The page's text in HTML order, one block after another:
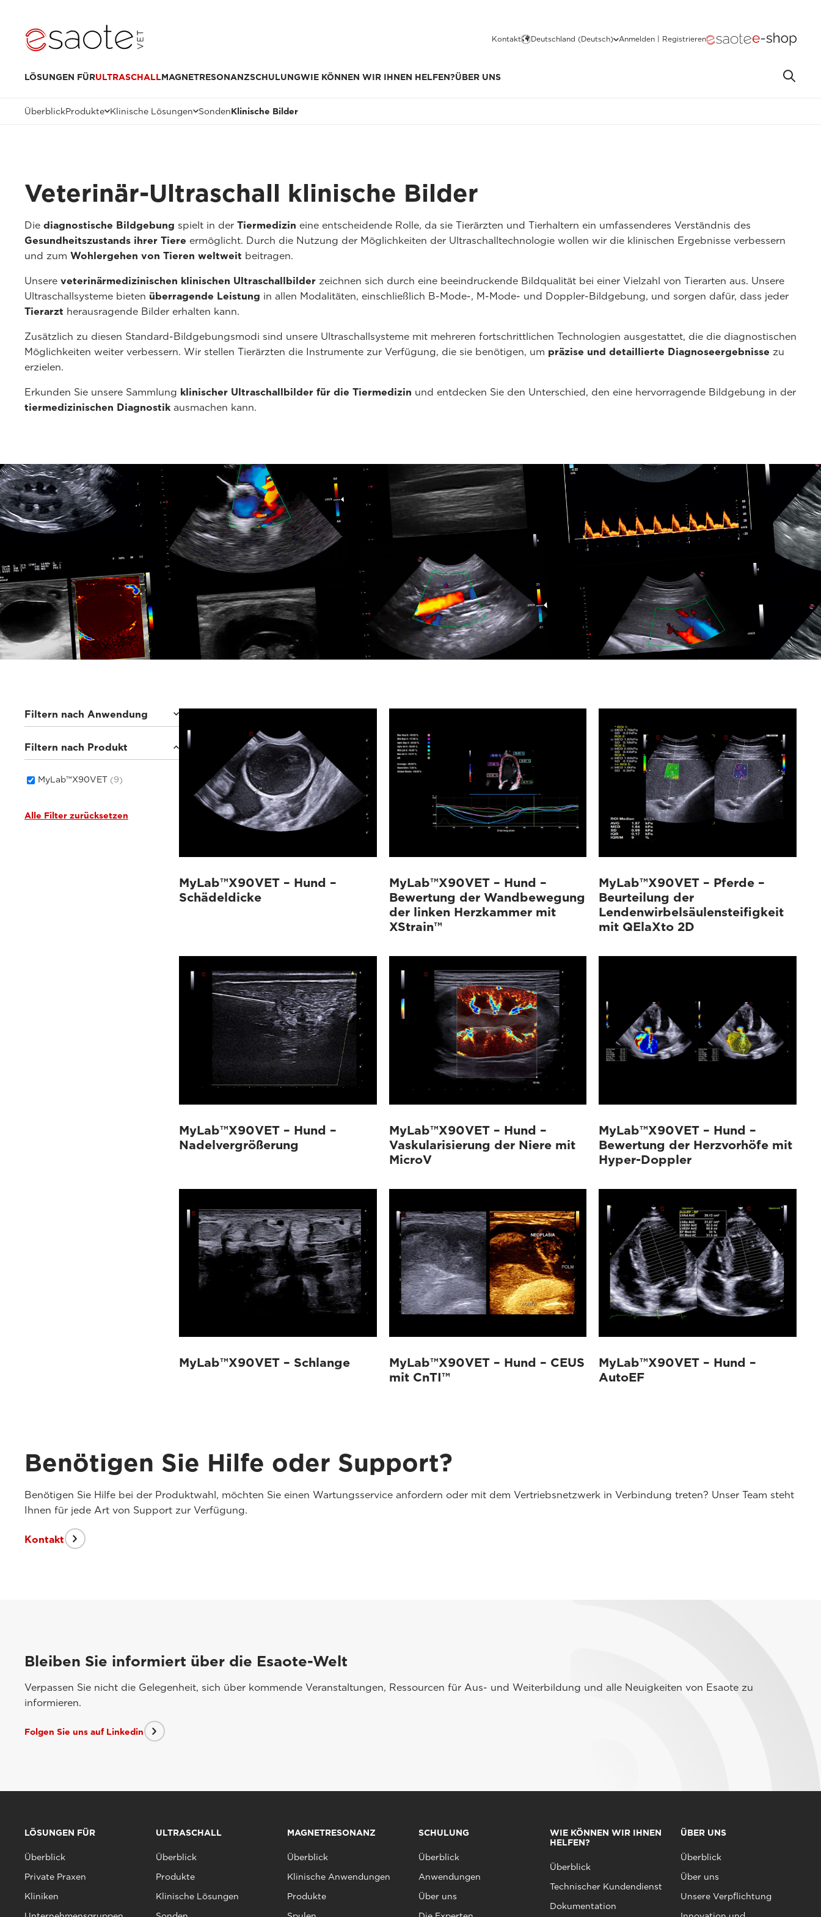
Kontakt Deutschland (Deutsch) Anmelden | Registrieren
LÖSUNGEN FÜRULTRASCHALLMAGNETRESONANZSCHULUNGWIE KÖNNEN WIR IHNEN HELFEN?ÜBER UNS
ÜberblickProdukte Klinische Lösungen SondenKlinische Bilder
Veterinär-Ultraschall klinische Bilder
Die diagnostische Bildgebung spielt in der Tiermedizin eine entscheidende Rolle, da sie Tierärzten und Tierhaltern ein umfassenderes Verständnis des
Gesundheitszustands ihrer Tiere ermöglicht. Durch die Nutzung der Möglichkeiten der Ultraschalltechnologie wollen wir die klinischen Ergebnisse verbessern
und zum Wohlergehen von Tieren weltweit beitragen.
Unsere veterinärmedizinischen klinischen Ultraschallbilder zeichnen sich durch eine beeindruckende Bildqualität bei einer Vielzahl von Tierarten aus. Unsere
Ultraschallsysteme bieten überragende Leistung in allen Modalitäten, einschließlich B-Mode-, M-Mode- und Doppler-Bildgebung, und sorgen dafür, dass jeder
Tierarzt herausragende Bilder erhalten kann.
Zusätzlich zu diesen Standard-Bildgebungsmodi sind unsere Ultraschallsysteme mit mehreren fortschrittlichen Technologien ausgestattet, die die diagnostischen
Möglichkeiten weiter verbessern. Wir stellen Tierärzten die Instrumente zur Verfügung, die sie benötigen, um präzise und detaillierte Diagnoseergebnisse zu
erzielen.
Erkunden Sie unsere Sammlung klinischer Ultraschallbilder für die Tiermedizin und entdecken Sie den Unterschied, den eine hervorragende Bildgebung in der
tiermedizinischen Diagnostikausmachen kann.
Filtern nach Anwendung
Kleintiere(7)
Pferde(1)
Filtern nach Produkt
MyLab™X90VET (9)
Alle Filter zurücksetzen
MyLab™X90VET – Hund –
Schädeldicke
MyLab™X90VET – Hund –
Bewertung der Wandbewegung
der linken Herzkammer mit
XStrain™
MyLab™X90VET – Pferde –
Beurteilung der
Lendenwirbelsäulensteifigkeit
mit QElaXto 2D
MyLab™X90VET – Hund –
Nadelvergrößerung
MyLab™X90VET – Hund –
Vaskularisierung der Niere mit
MicroV
MyLab™X90VET – Hund –
Bewertung der Herzvorhöfe mit
Hyper-Doppler
MyLab™X90VET – Schlange
MyLab™X90VET – Hund – CEUS
mit CnTI™
MyLab™X90VET – Hund –
AutoEF
Benötigen Sie Hilfe oder Support?
Benötigen Sie Hilfe bei der Produktwahl, möchten Sie einen Wartungsservice anfordern oder mit dem Vertriebsnetzwerk in Verbindung treten? Unser Team steht
Ihnen für jede Art von Support zur Verfügung.
Kontakt
Bleiben Sie informiert über die Esaote-Welt
Verpassen Sie nicht die Gelegenheit, sich über kommende Veranstaltungen, Ressourcen für Aus- und Weiterbildung und alle Neuigkeiten von Esaote zu
informieren.
Folgen Sie uns auf Linkedin
LÖSUNGEN FÜR
Überblick
Private Praxen
Kliniken
ULTRASCHALL
Überblick
Produkte
Klinische Lösungen
MAGNETRESONANZ
Überblick
Klinische Anwendungen
Produkte
SCHULUNG
Überblick
Anwendungen
Über uns
WIE KÖNNEN WIR IHNEN
HELFEN?
Überblick
Technischer Kundendienst
Dokumentation
ÜBER UNS
Überblick
Über uns
Unsere Verpflichtung